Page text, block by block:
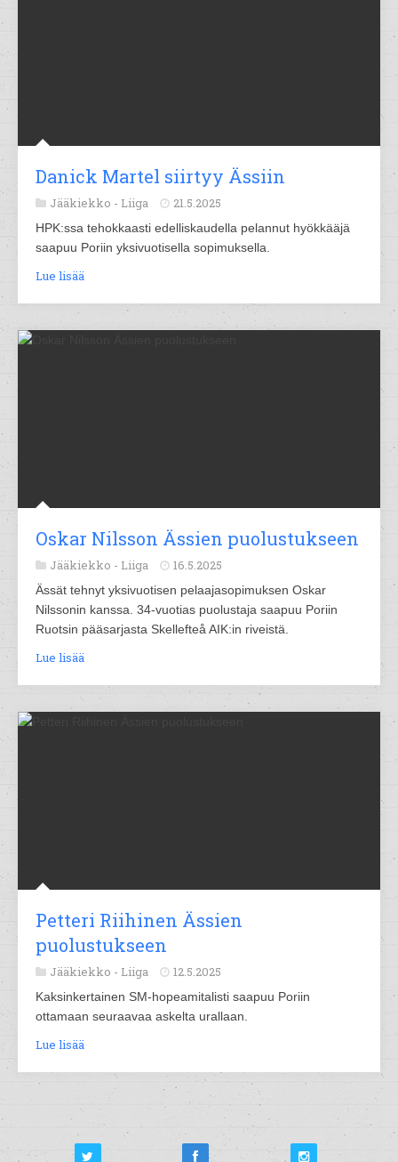
Danick Martel siirtyy Ässiin
Jääkiekko - Liiga 21.5.2025
HPK:ssa tehokkaasti edelliskaudella pelannut hyökkääjä
saapuu Poriin yksivuotisella sopimuksella.
Lue lisää
Oskar Nilsson Ässien puolustukseen
Jääkiekko - Liiga 16.5.2025
Ässät tehnyt yksivuotisen pelaajasopimuksen Oskar
Nilssonin kanssa. 34-vuotias puolustaja saapuu Poriin
Ruotsin pääsarjasta Skellefteå AIK:in riveistä.
Lue lisää
Petteri Riihinen Ässien
puolustukseen
Jääkiekko - Liiga 12.5.2025
Kaksinkertainen SM-hopeamitalisti saapuu Poriin
ottamaan seuraavaa askelta urallaan.
Lue lisää